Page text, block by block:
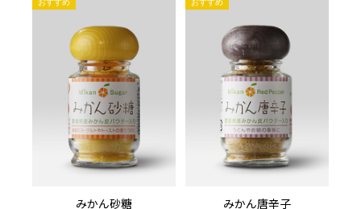
みかん砂糖
みかん唐辛子